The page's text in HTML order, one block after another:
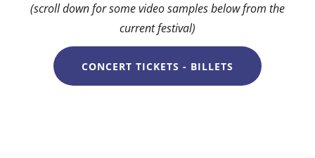
(scroll down for some video samples below from the
current festival)
CONCERT TICKETS - BILLETS